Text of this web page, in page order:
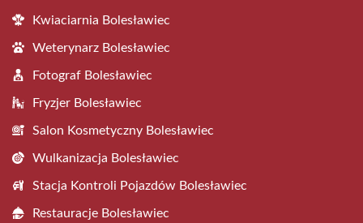
Kwiaciarnia Bolesławiec
Weterynarz Bolesławiec
Fotograf Bolesławiec
Fryzjer Bolesławiec
Salon Kosmetyczny Bolesławiec
Wulkanizacja Bolesławiec
Stacja Kontroli Pojazdów Bolesławiec
Restauracje Bolesławiec